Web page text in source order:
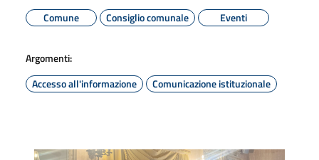
Comune
Consiglio comunale Eventi
Argomenti:
Accesso all'informazione
Comunicazione istituzionale